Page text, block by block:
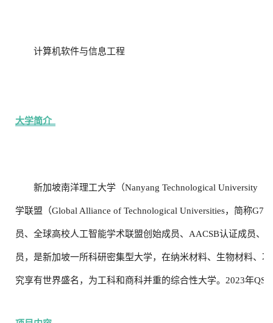
计算机软件与信息工程
大学简介
新加坡南洋理工大学（Nanyang Technological University
学联盟（Global Alliance of Technological Universities，简称G7
员、全球高校人工智能学术联盟创始成员、AACSB认证成员、
员，是新加坡一所科研密集型大学，在纳米材料、生物材料、
究享有世界盛名，为工科和商科并重的综合性大学。2023年QS